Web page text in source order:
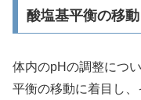
酸塩基平衡の移動
体内のpHの調整につ
平衡の移動に着目し